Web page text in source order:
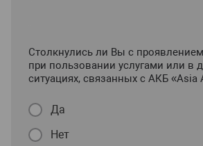
Столкнулись ли Вы с
при пользовании услугами или в
ситуациях, связанных с АКБ «Asia
Да
Нет